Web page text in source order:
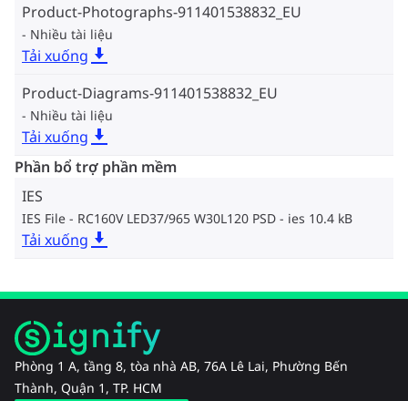
Product-Photographs-911401538832_EU
Nhiều tài liệu
Tải xuống
Product-Diagrams-911401538832_EU
Nhiều tài liệu
Tải xuống
Phần bổ trợ phần mềm
IES
IES File - RC160V LED37/965 W30L120 PSD ies 10.4 kB
Tải xuống
Phòng 1 A, tầng 8, tòa nhà AB, 76A Lê Lai, Phường Bến
Thành, Quận 1, TP. HCM